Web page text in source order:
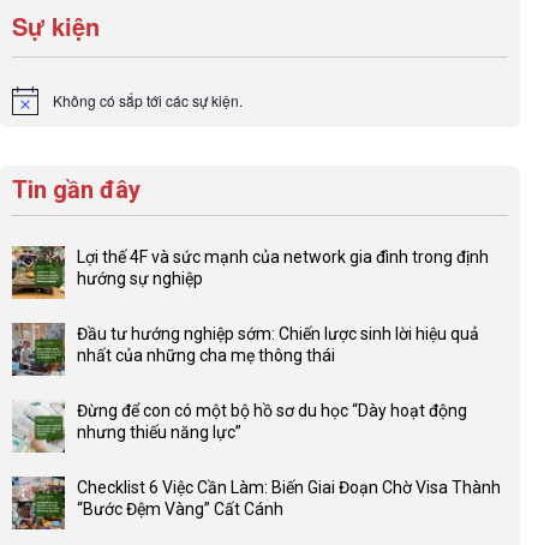
Sự kiện
Notice Không có sắp tới các sự kiện.
Tin gần đây
Lợi thế 4F và sức mạnh của network gia đình trong định
hướng sự nghiệp
bình
luận
Lợi
thế
sức
mạnh
Đầu tư hướng nghiệp sớm: Chiến lược sinh lời hiệu quả
nhất của những cha mẹ thông thái
bình
luận
Đầu
tư
Đừng để con có một bộ hồ sơ du học “Dày hoạt động
nhưng thiếu năng lực”
bình
luận
Checklist 6 Việc Cần Làm: Biến Giai Đoạn Chờ Visa Thành
“Bước Đệm Vàng” Cất Cánh